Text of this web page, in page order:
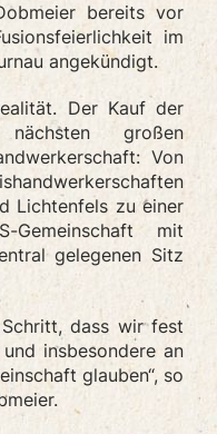
bereits vor
im
angekündigt.
Der Kauf der
großen
Von
Lichtenfels zu einer
Gemeinschaft mit
gelegenen Sitz
dass wir fest
insbesondere an
glauben“, so